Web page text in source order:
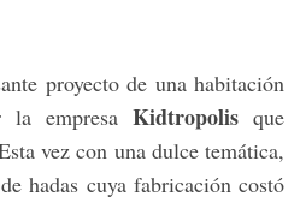
proyecto de una habitación
la empresaKidtropolis que
vez con una dulce temática,
hadas cuya fabricación costó